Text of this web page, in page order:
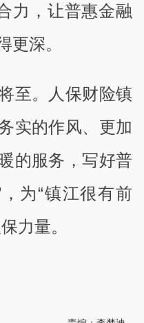
力，让普惠金融
更深。
至。人保财险镇
实的作风、更加
的服务，写好普
为“镇江很有前
力量。